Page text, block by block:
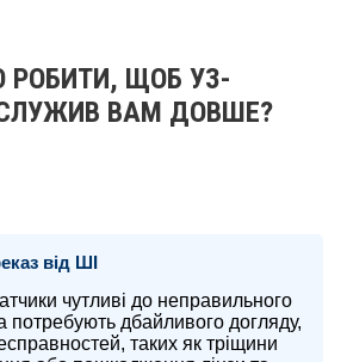
РОБИТИ, ЩОБ УЗ-
ВАМ ДОВШЕ?
від ШІ
чутливі до неправильного
потребують дбайливого догляду,
таких як тріщини